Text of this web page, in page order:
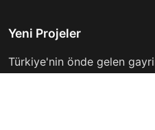
Yeni Projeler
Türkiye'nin önde gelen